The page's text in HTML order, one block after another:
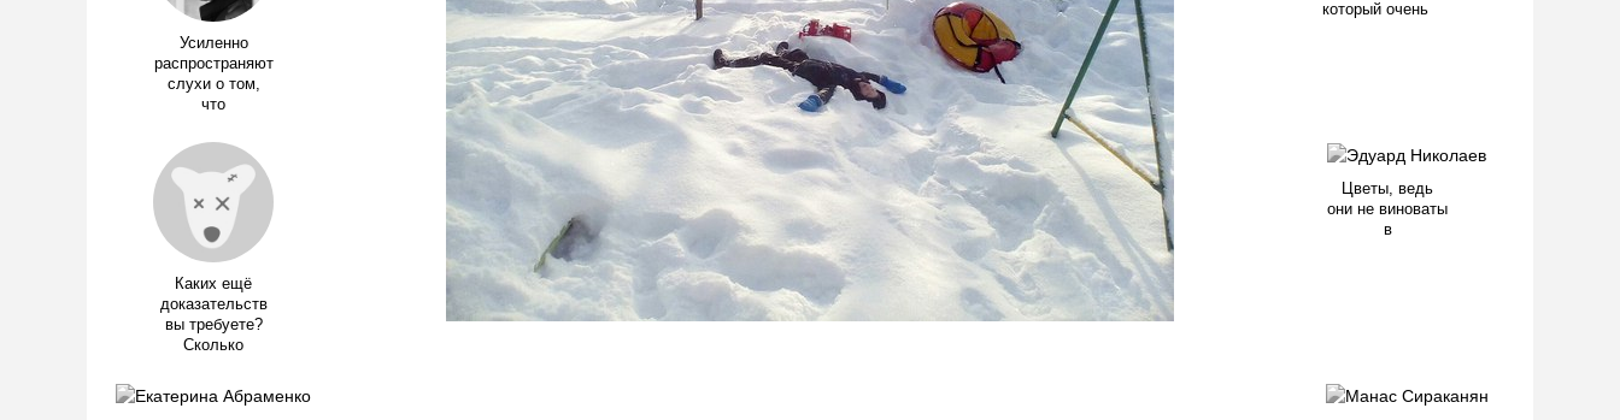
Усиленно
распространяют
слухи о том,
что
Каких ещё
доказательств
вы требуете?
Сколько
который очень
Цветы, ведь
они не виноваты
в